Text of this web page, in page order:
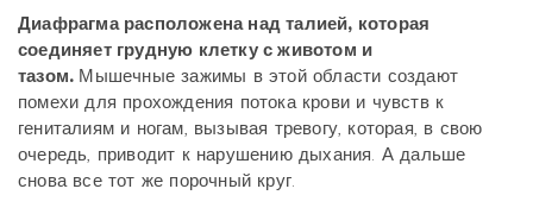
Диафрагма расположена над талией, которая
соединяет грудную клетку с животом и
тазом. Мышечные зажимы в этой области создают
помехи для прохождения потока крови и чувств к
гениталиям и ногам, вызывая тревогу, которая, в свою
очередь, приводит к нарушению дыхания. А дальше
снова все тот же порочный круг.